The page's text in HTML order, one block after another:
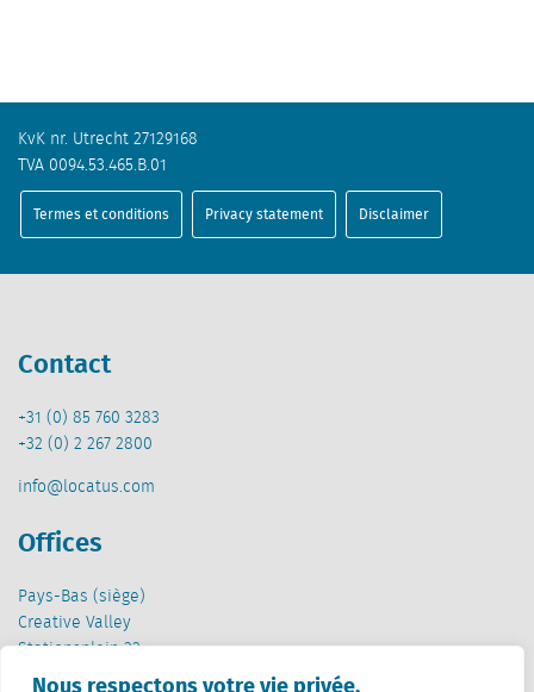
Nous respectons votre vie privée.
KvK nr. Utrecht 27129168
TVA 0094.53.465.B.01
Termes et conditions Privacy statement Disclaimer
Contact
+31 (0) 85 760 3283
+32 (0) 2 267 2800
info@locatus.com
Offices
Pays-Bas (siège)
Creative Valley
Stationsplein 32
3511 ED Utrecht